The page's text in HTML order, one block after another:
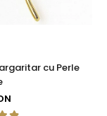
cu Perle